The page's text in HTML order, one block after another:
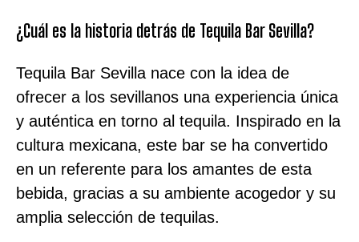
¿Cuál es la historia detrás de Tequila Bar Sevilla?
Tequila Bar Sevilla nace con la idea de
ofrecer a los sevillanos una experiencia única
y auténtica en torno al tequila. Inspirado en la
cultura mexicana, este bar se ha convertido
en un referente para los amantes de esta
bebida, gracias a su ambiente acogedor y su
amplia selección de tequilas.